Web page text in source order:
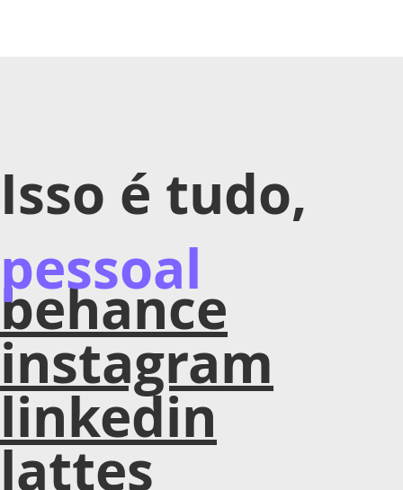
lattes
linkedin
instagram
behance
Isso é tudo,
pessoal